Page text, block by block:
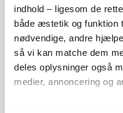
indhold – ligesom de
både æstetik og funktion
nødvendige, andre
så vi kan matche dem
deles oplysninger også
medier, annoncering og
F 169
Areal: 169m²